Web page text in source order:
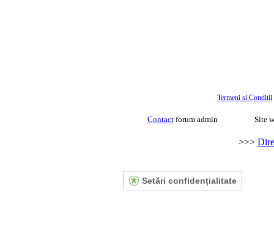
Termeni si Conditii
Contactforum admin Site
>>>
Setări confidenţialitate